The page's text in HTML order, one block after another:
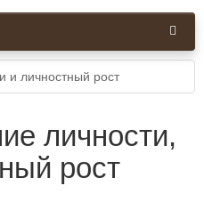
и личностный рост
личности,
рост